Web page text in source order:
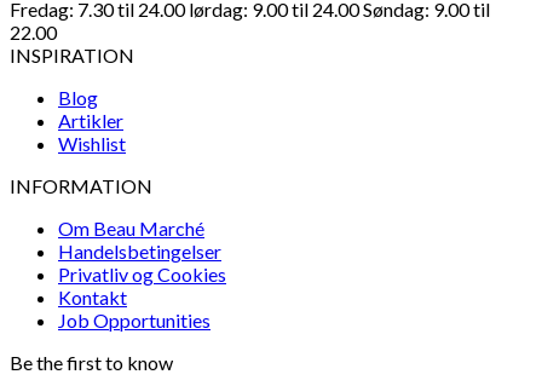
Fredag: 7.30 til 24.00 lørdag: 9.00 til 24.00 Søndag: 9.00 til
22.00
INSPIRATION
Blog
Artikler
Wishlist
INFORMATION
Om Beau Marché
Handelsbetingelser
Privatliv og Cookies
Kontakt
Job Opportunities
Be the first to know